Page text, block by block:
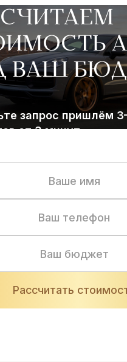
ВАШ
запрос пришлём
от 3 минут